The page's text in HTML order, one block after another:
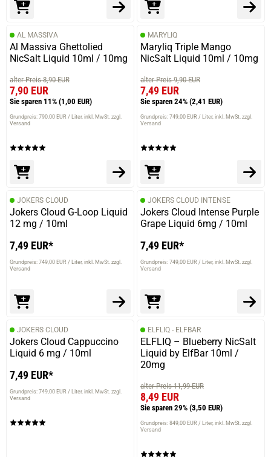
AL MASSIVA
Al Massiva Ghettolied
NicSalt Liquid 10ml / 10mg
alter Preis 8,90 EUR
7,90 EUR
Sie sparen 11% (1,00 EUR)
Grundpreis: 790,00 EUR / Liter inkl. MwSt. zzgl.
Versand
MARYLIQ
Maryliq Triple Mango
NicSalt Liquid 10ml / 10mg
alter Preis 9,90 EUR
7,49 EUR
Sie sparen 24% (2,41 EUR)
Grundpreis: 749,00 EUR / Liter inkl. MwSt. zzgl.
Versand
JOKERS CLOUD
Jokers Cloud G-Loop Liquid
12 mg / 10ml
7,49 EUR*
Grundpreis: 749,00 EUR / Liter inkl. MwSt. zzgl.
Versand
JOKERS CLOUD INTENSE
Jokers Cloud Intense Purple
Grape Liquid 6mg / 10ml
7,49 EUR*
Grundpreis: 749,00 EUR / Liter inkl. MwSt. zzgl.
Versand
JOKERS CLOUD
Jokers Cloud Cappuccino
Liquid 6 mg / 10ml
7,49 EUR*
Grundpreis: 749,00 EUR / Liter inkl. MwSt. zzgl.
Versand
ELFLIQ - ELFBAR
ELFLIQ – Blueberry NicSalt
Liquid by ElfBar 10ml /
20mg
alter Preis 11,99 EUR
8,49 EUR
Sie sparen 29% (3,50 EUR)
Grundpreis: 849,00 EUR / Liter inkl. MwSt. zzgl.
Versand